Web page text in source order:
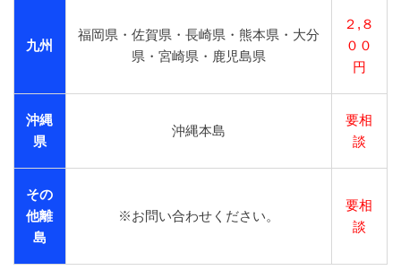
九州
福岡県・佐賀県・長崎県・熊本県・大分
県・宮崎県・鹿児島県
２,８
００
円
沖縄
県
沖縄本島
要相
談
その
他離
島
※お問い合わせください。
要相
談